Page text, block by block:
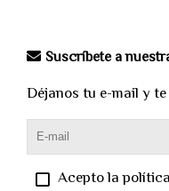
Suscríbete a
Déjanos tu e-mail y
Acepto la